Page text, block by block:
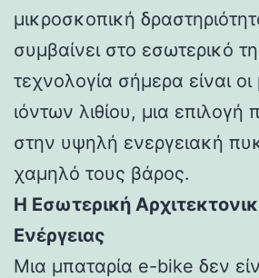
μικροσκοπική
συμβαίνει στο εσωτερικό
τεχνολογία σήμερα είναι οι
ιόντων λιθίου, μια επιλογή
στην υψηλή ενεργειακή
χαμηλό τους βάρος.
Η Εσωτερική
Ενέργειας
Μια μπαταρία e-bike δεν